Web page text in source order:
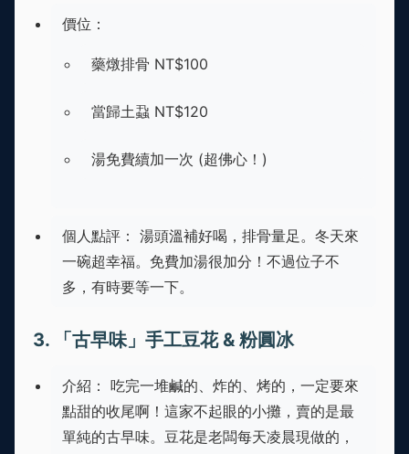
價位：
藥燉排骨 NT$100
當歸土蝨 NT$120
湯免費續加一次 (超佛心！)
個人點評： 湯頭溫補好喝，排骨量足。冬天來
一碗超幸福。免費加湯很加分！不過位子不
多，有時要等一下。
3. 「古早味」手工豆花 & 粉圓冰
介紹： 吃完一堆鹹的、炸的、烤的，一定要來
點甜的收尾啊！這家不起眼的小攤，賣的是最
單純的古早味。豆花是老闆每天凌晨現做的，